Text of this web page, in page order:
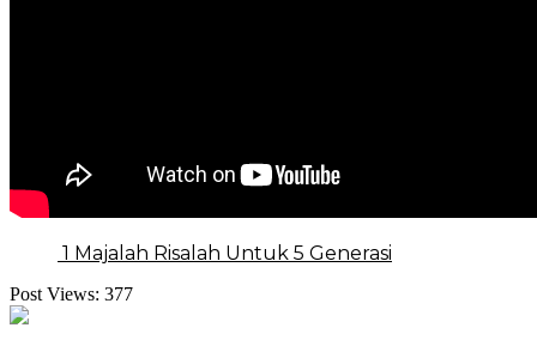
1 Majalah Risalah Untuk 5 Generasi
Post Views: 377